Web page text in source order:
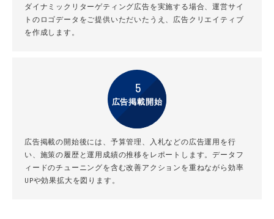
ダイナミックリターゲティング広告を実施する場合、運営サイ
トのロゴデータをご提供いただいたうえ、広告クリエイティブ
を作成します。
5
広告掲載開始
広告掲載の開始後には、予算管理、入札などの広告運用を行
い、施策の履歴と運用成績の推移をレポートします。データフ
ィードのチューニングを含む改善アクションを重ねながら効率
UPや効果拡大を図ります。